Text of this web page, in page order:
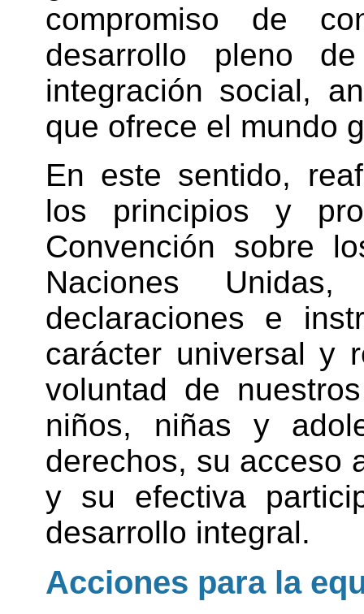
compromiso de
desarrollo pleno
integración social,
que ofrece el mundo
En este sentido,
los principios y
Convención sobre
Naciones
declaraciones e
carácter universal y
voluntad de
niños, niñas y
derechos, su acceso
y su efectiva
desarrollo integral.
Acciones para la